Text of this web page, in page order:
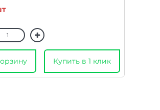
Купить в 1 клик